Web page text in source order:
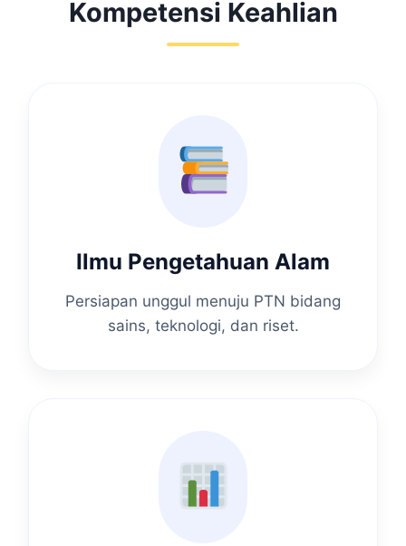
Kompetensi Keahlian
Ilmu Pengetahuan Alam
Persiapan unggul menuju PTN bidang
sains, teknologi, dan riset.